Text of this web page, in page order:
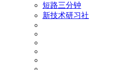
短路三分钟
新技术研习社